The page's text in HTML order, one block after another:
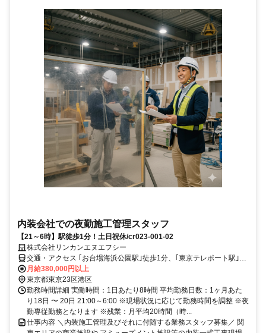
内装会社での夜勤施工管理スタッフ
【21～6時】駅徒歩1分！土日祝休/cr023-001-02
株式会社リンカンエヌエフシー
交通・アクセス ｢お台場海浜公園駅｣徒歩1分、｢東京テレポート駅｣徒
歩7分/cr023-001-02
月給380,000円以上
東京都東京23区港区
勤務時間詳細 実働時間：1日あたり8時間 平均勤務日数：1ヶ月あた
り18日 〜 20日 21:00～6:00 ※現場状況に応じて勤務時間を調整 ※夜
勤専従勤務となります ※残業：月平均20時間（時...
仕事内容 ＼内装施工管理及びそれに付随する業務スタッフ募集／ 関